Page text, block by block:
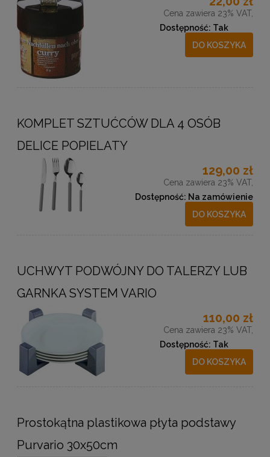
Cena zawiera 23% VAT,
Dostępność: Tak
DO KOSZYKA
KOMPLET SZTUĆCÓW DLA 4 OSÓB
DELICE POPIELATY
129,00 zł
Cena zawiera 23% VAT,
Dostępność: Na zamówienie
DO KOSZYKA
UCHWYT PODWÓJNY DO TALERZY LUB
GARNKA SYSTEM VARIO
110,00 zł
Cena zawiera 23% VAT,
Dostępność: Tak
DO KOSZYKA
Prostokątna plastikowa płyta podstawy
Purvario 30x50cm